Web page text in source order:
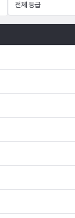
전체 등급